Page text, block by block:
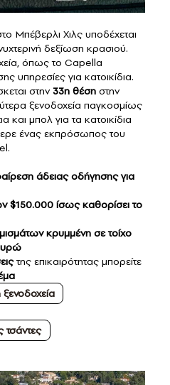
Μπέβερλι Χιλς υποδέχεται
δεξίωση κρασιού.
όπως το Capella
υπηρεσίες για κατοικίδια.
στην 33η θέση στην
ξενοδοχεία παγκοσμίως
και μπολ για τα κατοικίδια
ένας εκπρόσωπος του
άδειας οδήγησης για
$150.000 ίσως καθορίσει το
κρυμμένη σε τοίχο
της επικαιρότητας μπορείτε
τσάντες